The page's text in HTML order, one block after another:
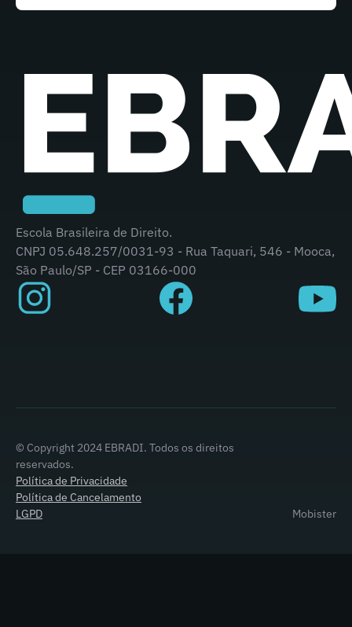
Escola Brasileira de Direito.
CNPJ 05.648.257/0031-93 - Rua Taquari, 546 - Mooca,
São Paulo/SP - CEP 03166-000
© Copyright 2024 EBRADI. Todos os direitos
reservados.
Política de Privacidade
Política de Cancelamento
LGPD
Mobister